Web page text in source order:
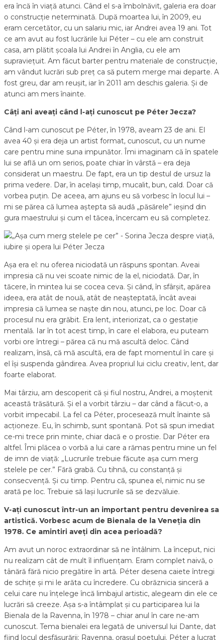
era încă în viață atunci. Când el s-a îmbolnăvit, galeria era doar
o construcție neterminată. După moartea lui, în 2009, eu
eram cercetător, cu un salariu mic, iar Andrei avea 19 ani. Tot
ce am avut au fost lucrările lui Péter – cu ele am construit
casa, am plătit școala lui Andrei în Anglia, cu ele am
supraviețuit. Am făcut barter pentru materiale de construcție,
am vândut lucrări sub preț ca să putem merge mai departe. A
fost greu, dar am reușit, iar în 2011 am deschis galeria. Și de
atunci am mers înainte.
Câți ani aveați când l-ați cunoscut pe Péter Jecza?
Când l-am cunoscut pe Péter, în 1978, aveam 23 de ani. El
avea 40 și era deja un artist format, cunoscut, cu un nume
care pentru mine suna impunător. Îmi imaginam că în spatele
lui se află un om serios, poate chiar în vârstă – era deja
considerat un maestru. De fapt, era un tip destul de ursuz la
prima vedere. Dar, în același timp, mucalit, bun, cald. Doar că
vorbea puțin. De aceea, am ajuns eu să vorbesc în locul lui –
mi se părea că lumea aștepta să audă „păsărele” ieșind din
gura maestrului și cum el tăcea, încercam eu să completez.
Așa era el: nu oferea niciodată un răspuns spontan. Aveai
impresia că nu vei scoate nimic de la el, niciodată. Dar, în
tăcere, în mintea lui se cocea ceva. Și când, în sfârșit, apărea
ideea, era atât de nouă, atât de neașteptată, încât aveai
impresia că lumea se naște din nou, atunci, pe loc. Doar că
procesul nu era grăbit. Era lent, interiorizat, ca o gestație
mentală. Iar în tot acest timp, în care el elabora, eu puteam
vorbi ore întregi – părea că nu mă ascultă deloc. Când
realizam, însă, că mă ascultă, era de fapt momentul în care și
el își suspenda gândirea. Avea propriul lui ciclu creativ, lent, dar
foarte elaborat.
Mai târziu, am descoperit că și fiul nostru, Andrei, a moștenit
această trăsătură. Și el a vorbit târziu – dar când a făcut-o, a
vorbit impecabil. La fel ca Péter, procesează mult înainte să
acționeze. Eu, în schimb, sunt spontană. Pot să spun imediat
ce-mi trece prin minte, chiar dacă e o prostie. Dar Péter era
altfel. Îmi plăcea o vorbă a lui care a rămas pentru mine un fel
de imn de viață: „Lucrurile trebuie făcute așa cum merg
stelele pe cer.” Fără grabă. Cu tihnă, cu constanță și
consecvență. Și cu timp. Pentru că, spunea el, nimic nu se
arată pe loc. Trebuie să lași lucrurile să se dezvăluie.
V-ați cunoscut într-un an important pentru devenirea sa
artistică. Vorbesc acum de Bienala de la Veneția din
1978. Ce amintiri aveți din acea perioadă?
Am avut un noroc extraordinar să ne întâlnim. La început, nici
nu realizam cât de mult îl influențam. Eram complet naivă, o
tânără fără nicio pregătire în artă. Péter desena caiete întregi
de schițe și mi le arăta cu încredere. Cu obrăznicia sinceră a
celui care nu înțelege încă limbajul artistic, alegeam din ele ce
lucrări să creeze. Așa s-a întâmplat și cu participarea lui la
Bienala de la Ravenna, în 1978 – chiar anul în care ne-am
cunoscut. Tema bienalei era legată de universul lui Dante, dat
fiind locul desfășurării: Ravenna, orașul poetului. Péter a lucrat